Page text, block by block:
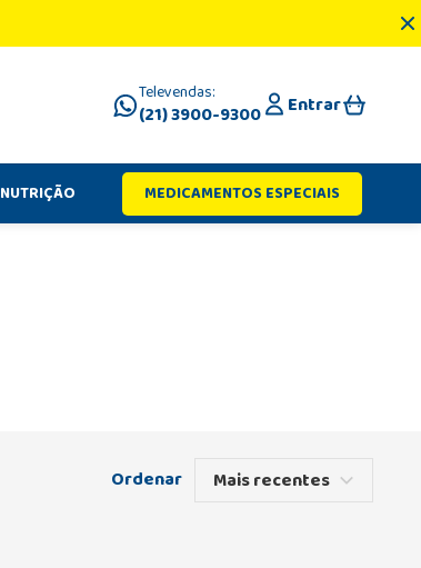
Televendas:
(21) 3900-9300 Entrar
NUTRIÇÃO MEDICAMENTOS ESPECIAIS
Mais recentes